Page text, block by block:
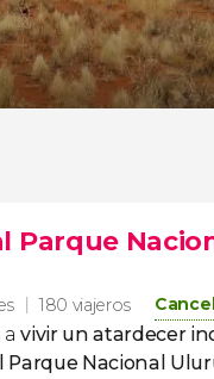
Parque
180 viajeros
vivir un atardecer
Parque Nacional